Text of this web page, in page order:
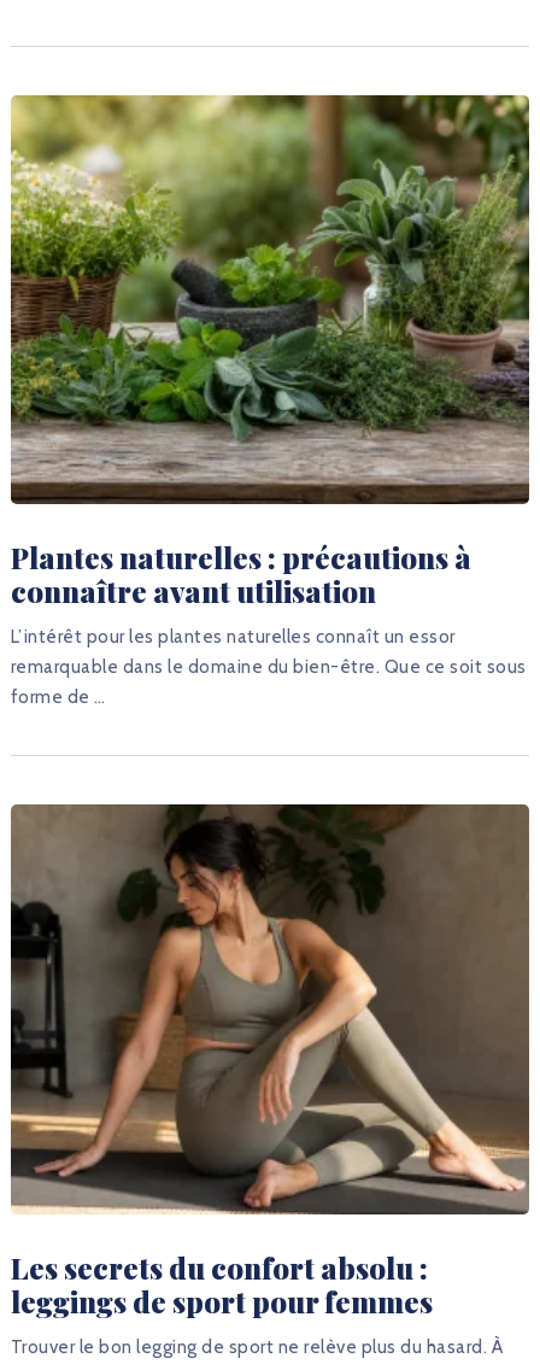
Plantes naturelles : précautions à
connaître avant utilisation
L’intérêt pour les plantes naturelles connaît un essor
remarquable dans le domaine du bien-être. Que ce soit sous
forme de …
Les secrets du confort absolu :
leggings de sport pour femmes
Trouver le bon legging de sport ne relève plus du hasard. À